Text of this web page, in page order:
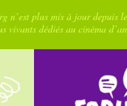
n’est plus mis à jour
vivants dédiés au cinéma